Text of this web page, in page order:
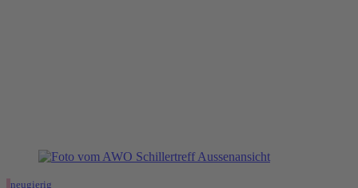
neugierig